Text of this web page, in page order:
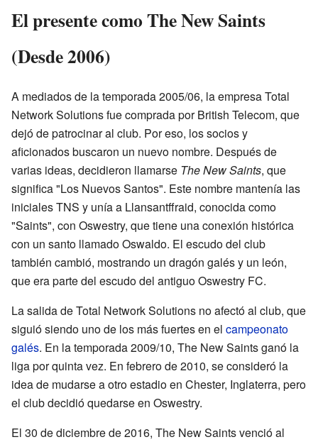
El presente como The New Saints
(Desde 2006)
A mediados de la temporada 2005/06, la empresa Total
Network Solutions fue comprada por British Telecom, que
dejó de patrocinar al club. Por eso, los socios y
aficionados buscaron un nuevo nombre. Después de
varias ideas, decidieron llamarse The New Saints, que
significa "Los Nuevos Santos". Este nombre mantenía las
iniciales TNS y unía a Llansantffraid, conocida como
"Saints", con Oswestry, que tiene una conexión histórica
con un santo llamado Oswaldo. El escudo del club
también cambió, mostrando un dragón galés y un león,
que era parte del escudo del antiguo Oswestry FC.
La salida de Total Network Solutions no afectó al club, que
siguió siendo uno de los más fuertes en el campeonato
galés. En la temporada 2009/10, The New Saints ganó la
liga por quinta vez. En febrero de 2010, se consideró la
idea de mudarse a otro estadio en Chester, Inglaterra, pero
el club decidió quedarse en Oswestry.
El 30 de diciembre de 2016, The New Saints venció al